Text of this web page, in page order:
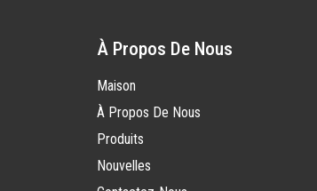
À Propos De Nous
Maison
À Propos De Nous
Produits
Nouvelles